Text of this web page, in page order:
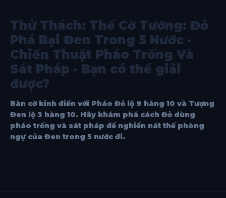
Thử Thách: Thế Cờ Tướng: Đỏ
Phá Bại Đen Trong 5 Nước -
Chiến Thuật Pháo Trống Và
Sát Pháp - Bạn có thể giải
được?
Bàn cờ kinh điển với Pháo Đỏ lộ 9 hàng 10 và Tượng
Đen lộ 3 hàng 10. Hãy khám phá cách Đỏ dùng
pháo trống và sát pháp để nghiền nát thế phòng
ngự của Đen trong 5 nước đi.